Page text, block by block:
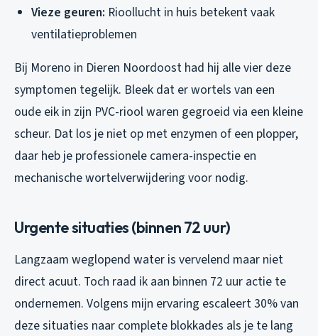
Vieze geuren: Rioollucht in huis betekent vaak
ventilatieproblemen
Bij Moreno in Dieren Noordoost had hij alle vier deze
symptomen tegelijk. Bleek dat er wortels van een
oude eik in zijn PVC-riool waren gegroeid via een kleine
scheur. Dat los je niet op met enzymen of een plopper,
daar heb je professionele camera-inspectie en
mechanische wortelverwijdering voor nodig.
Urgente situaties (binnen 72 uur)
Langzaam weglopend water is vervelend maar niet
direct acuut. Toch raad ik aan binnen 72 uur actie te
ondernemen. Volgens mijn ervaring escaleert 30% van
deze situaties naar complete blokkades als je te lang